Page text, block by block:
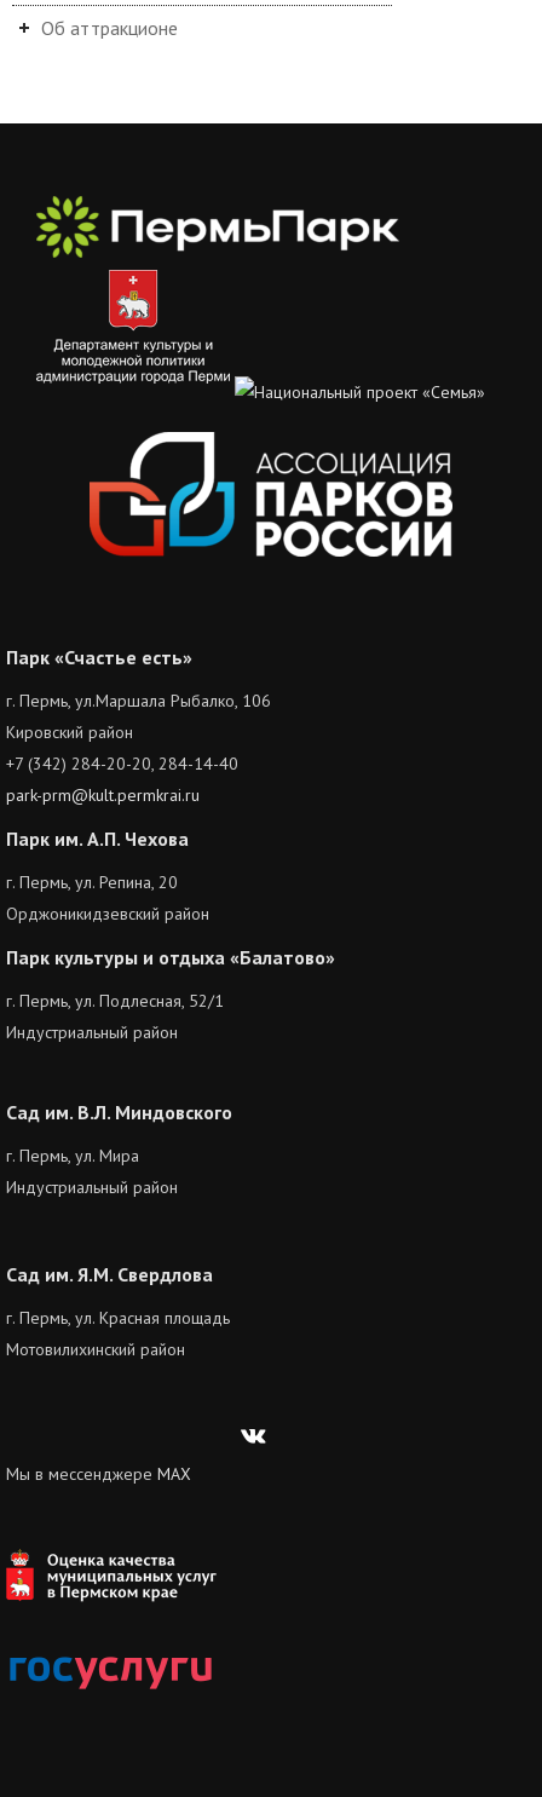
Об аттракционе
Парк «Счастье есть»
г. Пермь, ул.Маршала Рыбалко, 106
Кировский район
+7 (342) 284-20-20, 284-14-40
park-prm@kult.permkrai.ru
Парк им. А.П. Чехова
г. Пермь, ул. Репина, 20
Орджоникидзевский район
Парк культуры и отдыха «Балатово»
г. Пермь, ул. Подлесная, 52/1
Индустриальный район
Сад им. В.Л. Миндовского
г. Пермь, ул. Мира
Индустриальный район
Сад им. Я.М. Свердлова
г. Пермь, ул. Красная площадь
Мотовилихинский район
Вконтакте
Мы в мессенджере MAX